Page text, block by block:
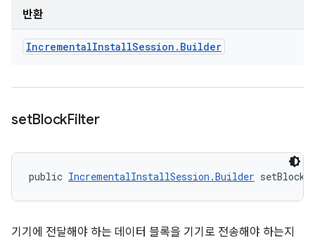
반환
IncrementalInstallSession . Builder
setBlockFilter
public IncrementalInstallSession.Builder
기기에 전달해야 하는 데이터 블록을 기기로 전송해야 하는지